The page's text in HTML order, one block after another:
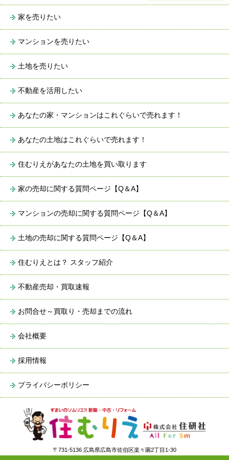
家を売りたい
マンションを売りたい
土地を売りたい
不動産を活用したい
あなたの家・マンションはこれぐらいで売れます！
あなたの土地はこれぐらいで売れます！
住むりえがあなたの土地を買い取ります
家の売却に関する質問ページ【Q＆A】
マンションの売却に関する質問ページ【Q＆A】
土地の売却に関する質問ページ【Q＆A】
住むりえとは？ スタッフ紹介
不動産売却・買取速報
お問合せ～買取り・売却までの流れ
会社概要
採用情報
プライバシーポリシー
〒731-5136 広島県広島市佐伯区楽々園2丁目1-30